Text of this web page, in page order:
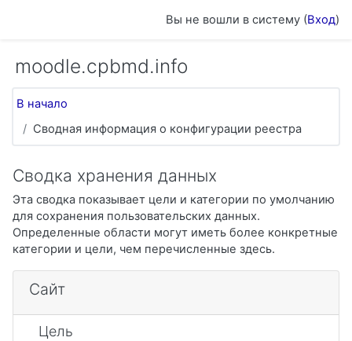
Вы не вошли в систему (Вход)
moodle.cpbmd.info
В начало
Сводная информация о конфигурации реестра
Сводка хранения данных
Эта сводка показывает цели и категории по умолчанию
для сохранения пользовательских данных.
Определенные области могут иметь более конкретные
категории и цели, чем перечисленные здесь.
Сайт
Цель